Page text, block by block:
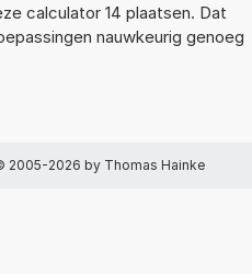
calculator 14 plaatsen. Dat
nauwkeurig genoeg
2005-2026 by Thomas Hainke